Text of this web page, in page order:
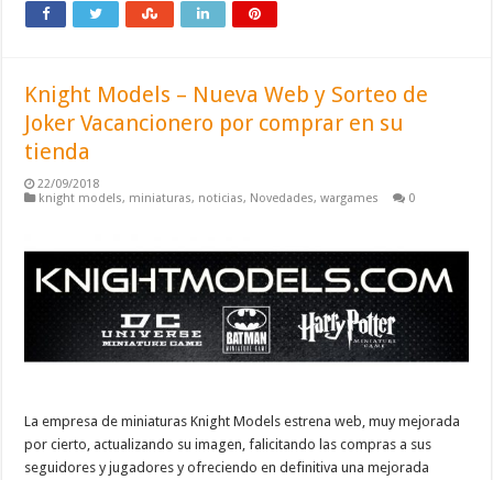
Knight Models – Nueva Web y Sorteo de
Joker Vacancionero por comprar en su
tienda
22/09/2018
knight models, miniaturas, noticias, Novedades,wargames 0
La empresa de miniaturas Knight Models estrena web, muy mejorada
por cierto, actualizando su imagen, falicitando las compras a sus
seguidores y jugadores y ofreciendo en definitiva una mejorada